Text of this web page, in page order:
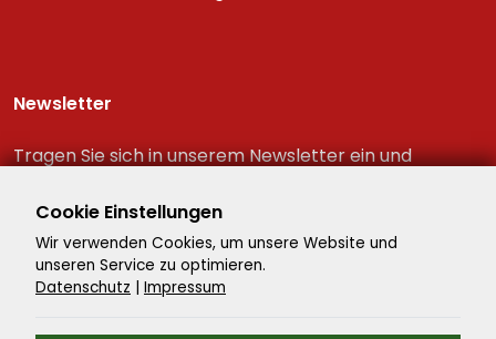
Newsletter
Tragen Sie sich in unserem Newsletter ein und
Reiseschnäppchen!
Cookie Einstellungen
Wir verwenden Cookies, um unsere Website und
unseren Service zu optimieren.
Datenschutz | Impressum